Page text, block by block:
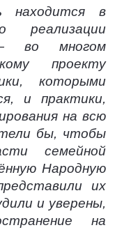
находится в
реализации
во многом
проекту
которыми
и практики,
на всю
бы, чтобы
семейной
Народную
их
и уверены,
на